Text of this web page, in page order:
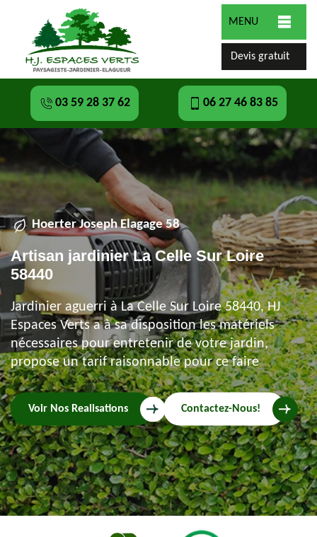
MENU
Devis gratuit
03 59 28 37 62 06 27 46 83 85
Hoerter Joseph Elagage 58
Artisan jardinier La Celle Sur Loire
58440
Jardinier aguerri à La Celle Sur Loire 58440, HJ
Espaces Verts a à sa disposition les matériels
nécessaires pour entretenir de votre jardin,
propose un tarif raisonnable pour ce faire
Voir Nos Realisations Contactez-Nous!